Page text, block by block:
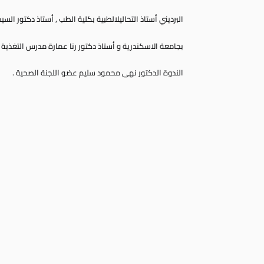
البرديني أستاذ التحاليلالطبية بكلية الطب , أستاذ دكتور
بجامعة الاسكندرية وأستاذ دكتور رنا عمارة مدرس
الندوة الدكتور نهىمحمود سليم عضو اللجنة الصحية .